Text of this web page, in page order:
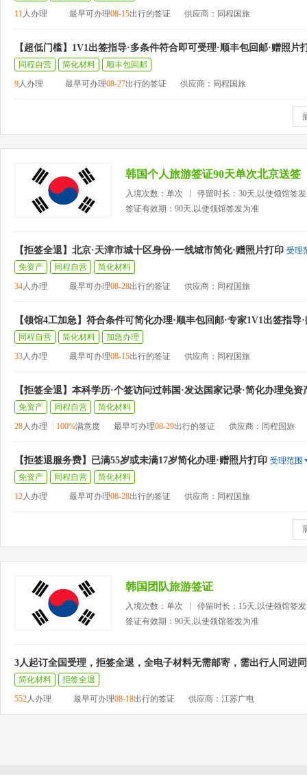
11人办理 最早可办理08-15出行的签证 供应商：同程国旅
【超低门槛】1V1出签指导·多条件符合即可受理·顺丰包回邮·赠照片
同程自营 简化材料
顺丰包回邮
9人办理 最早可办理08-27出行的签证 供应商：同程国旅
韩国个人旅游签证90天单次北京送签
入境次数：单次
停留时长：30天,以使领馆签
签证有效期：90天,以使领馆签发为准
【拒签全退】北京·天津市城十区身份·一线城市简化·赠照片打印 受理
免资产
同程自营
简化材料
34人办理 最早可办理08-28出行的签证 供应商：同程国旅
【领馆4工加急】符合条件可简化办理·顺丰包回邮·专家1V1出签指导
同程自营 简化材料
加急办理
33人办理 最早可办理08-15出行的签证 供应商：同程国旅
【拒签全退】本科学历·个签访问过韩国·发达国家记录·简化办理免资
免资产 同程自营
简化材料
28人办理 100%满意度 最早可办理08-29出行的签证 供应商：同程国旅
【拒签退服务费】已满55岁或未满17岁简化办理·赠照片打印 受理范围
免资产
同程自营
简化材料
12人办理 最早可办理08-28出行的签证 供应商：同程国旅
韩国团队旅游签证
入境次数：单次
停留时长：15天,以使领馆签
签证有效期：90天,以使领馆签发为准
3人起订全国受理，拒签全退，全电子材料无需邮寄，需出行人同进
简化材料
拒签全退
552人办理 最早可办理08-18出行的签证 供应商：江苏广电